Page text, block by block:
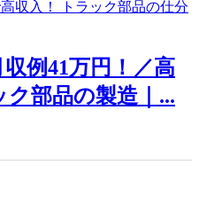
例41万円！／高
ク部品の製造｜...